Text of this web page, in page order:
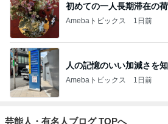
初めての一人長期滞在の
Amebaトピックス 1日前
人の記憶のいい加減さを
Amebaトピックス 1日前
芸能人・有名人ブログ TOPへ